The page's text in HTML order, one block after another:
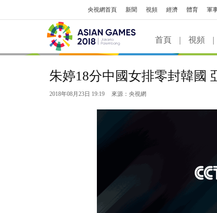
央視網首頁 新聞 視頻 經濟 體育 軍
首頁 | 視頻 |
朱婷18分中國女排零封韓國
2018年08月23日 19:19 來源：央視網